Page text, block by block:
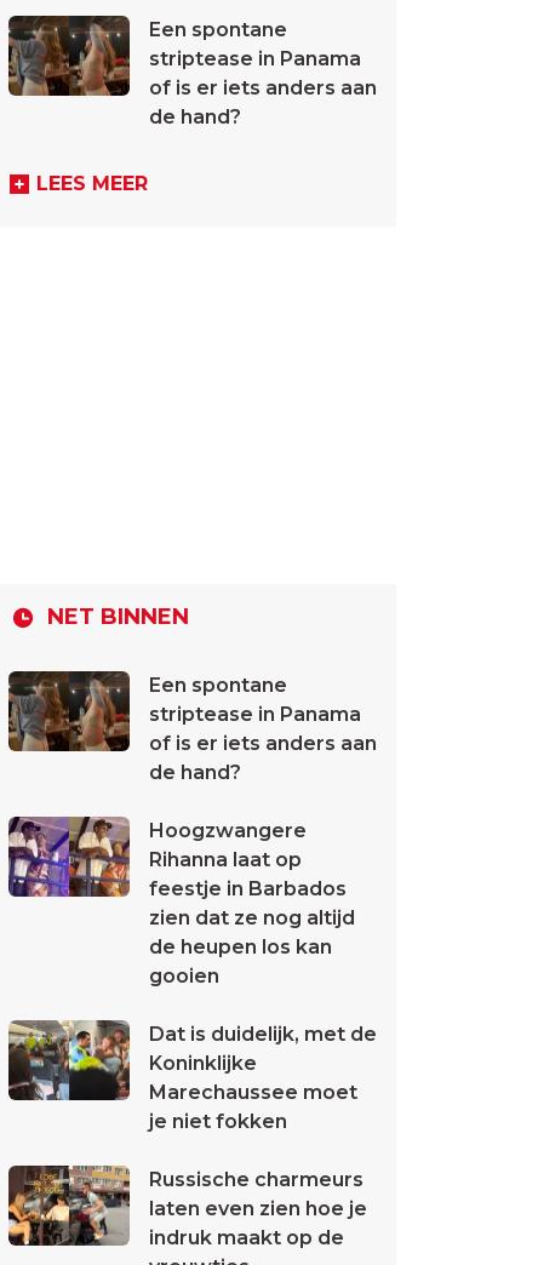
Een spontane
striptease in Panama
of is er iets anders aan
de hand?
LEES MEER
NET BINNEN
Een spontane
striptease in Panama
of is er iets anders aan
de hand?
Hoogzwangere
Rihanna laat op
feestje in Barbados
zien dat ze nog altijd
de heupen los kan
gooien
Dat is duidelijk, met de
Koninklijke
Marechaussee moet
je niet fokken
Russische charmeurs
laten even zien hoe je
indruk maakt op de